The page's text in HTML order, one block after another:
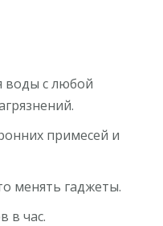
воды с любой
примесей и
менять гаджеты.
в час.